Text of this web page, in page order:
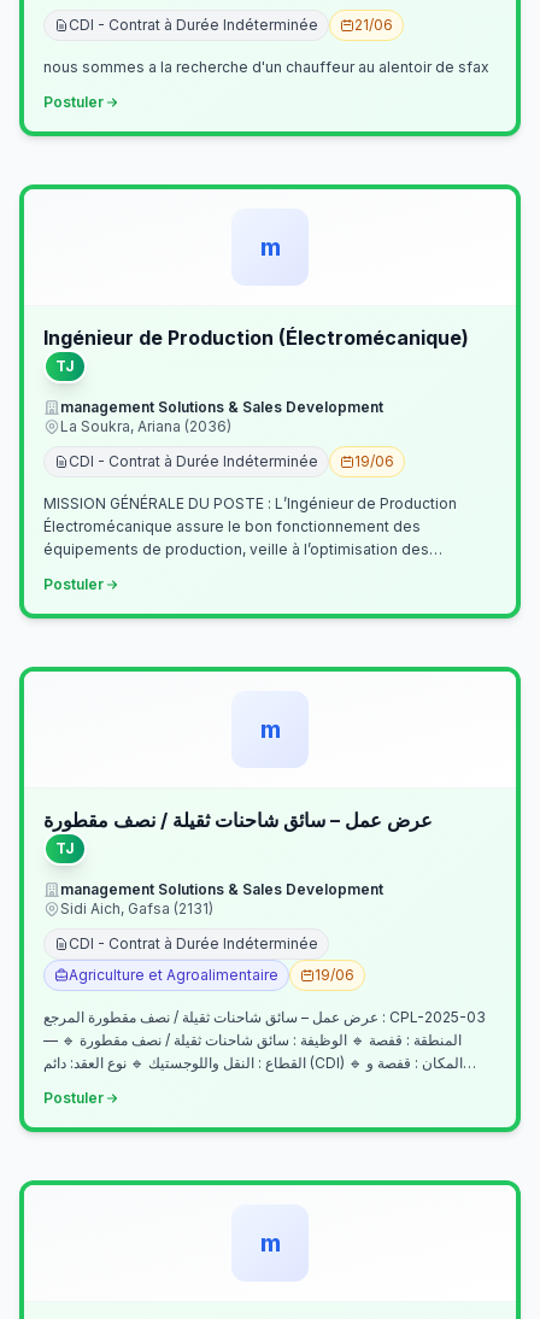
CDI - Contrat à Durée Indéterminée
21/06
nous sommes a la recherche d'un chauffeur au alentoir de sfax
Postuler
m
Ingénieur de Production (Électromécanique)
TJ
management Solutions & Sales Development
La Soukra, Ariana (2036)
CDI - Contrat à Durée Indéterminée
19/06
MISSION GÉNÉRALE DU POSTE : L’Ingénieur de Production
Électromécanique assure le bon fonctionnement des
équipements de production, veille à l’optimisation des
Postuler
m
عرض عمل – سائق شاحنات ثقيلة / نصف مقطورة
TJ
management Solutions & Sales Development
Sidi Aich, Gafsa (2131)
CDI - Contrat à Durée Indéterminée
Agriculture et Agroalimentaire
19/06
عرض عمل – سائق شاحنات ثقيلة / نصف مقطورة المرجع : CPL-2025-03
— المنطقة : قفصة 🔹 الوظيفة : سائق شاحنات ثقيلة / نصف مقطورة 🔹
القطاع : النقل واللوجستيك 🔹 نوع العقد: دائم (CDI) 🔹 المكان : قفصة و…
Postuler
m